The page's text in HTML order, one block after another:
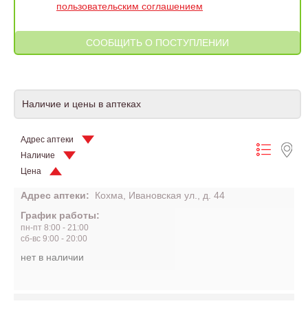
пользовательским соглашением
Наличие и цены в аптеках
Адрес аптеки
Наличие
Цена
Адрес аптеки:
Кохма, Ивановская ул., д. 44
График работы:
пн-пт 8:00 - 21:00
сб-вс 9:00 - 20:00
нет в наличии